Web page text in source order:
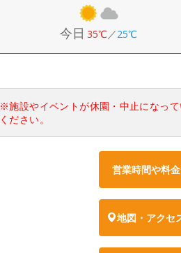
今日 35℃／25℃
※施設やイベントが休園・中止になっ
ください。
営業時間や料
地図・アクセ